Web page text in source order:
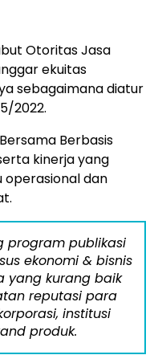
Otoritas Jasa
ekuitas
sebagaimana diatur
2022.
Berbasis
kinerja yang
operasional dan
program publikasi
ekonomi & bisnis
yang kurang baik
reputasi para
institusi
produk.